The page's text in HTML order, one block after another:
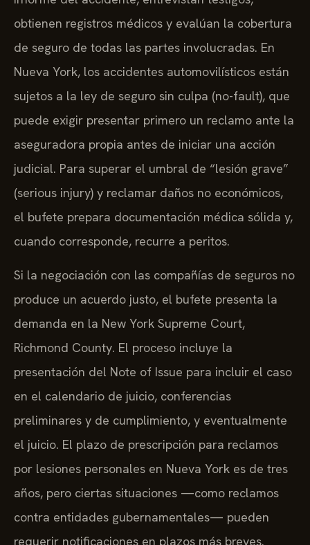
obtienen registros médicos y evalúan la cobertura
de seguro de todas las partes involucradas. En
Nueva York, los accidentes automovilísticos están
sujetos a la ley de seguro sin culpa (no-fault), que
puede exigir presentar primero un reclamo ante la
aseguradora propia antes de iniciar una acción
judicial. Para superar el umbral de “lesión grave”
(serious injury) y reclamar daños no económicos,
el bufete prepara documentación médica sólida y,
cuando corresponde, recurre a peritos.
Si la negociación con las compañías de seguros no
produce un acuerdo justo, el bufete presenta la
demanda en la New York Supreme Court,
Richmond County. El proceso incluye la
presentación del Note of Issue para incluir el caso
en el calendario de juicio, conferencias
preliminares y de cumplimiento, y eventualmente
el juicio. El plazo de prescripción para reclamos
por lesiones personales en Nueva York es de tres
años, pero ciertas situaciones —como reclamos
contra entidades gubernamentales— pueden
requerir notificaciones en plazos más breves.